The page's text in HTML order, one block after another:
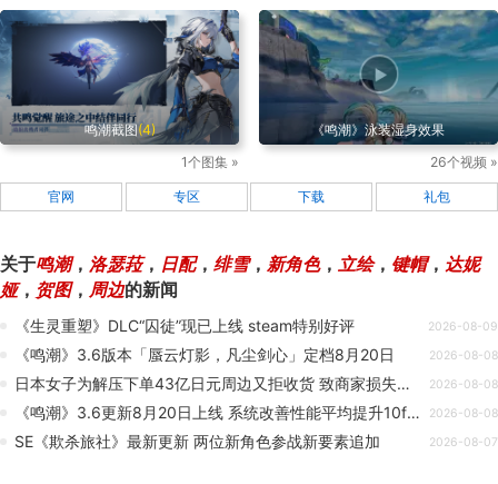
鸣潮截图(4)
1个图集 »
《鸣潮》泳装湿身效果
26个视频 »
官网 专区 下载 礼包
关于鸣潮， 洛瑟菈， 日配， 绯雪， 新角色， 立绘， 键帽， 达妮
娅， 贺图， 周边的新闻
《生灵重塑》DLC“囚徒”现已上线 steam特别好评 2026-08-09
《鸣潮》3.6版本「蜃云灯影，凡尘剑心」定档8月20日 2026-08-08
日本女子为解压下单43亿日元周边又拒收货 致商家损失惨重 2026-08-08
《鸣潮》3.6更新8月20日上线 系统改善性能平均提升10fps 2026-08-08
SE《欺杀旅社》最新更新 两位新角色参战新要素追加 2026-08-07